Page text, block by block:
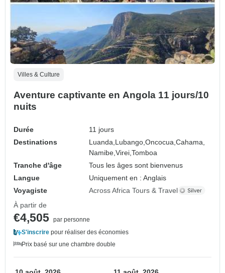
Villes & Culture
Aventure captivante en Angola 11 jours/10
nuits
Durée
11 jours
Destinations
Luanda, Lubango,Oncocua,Cahama,
Namibe,Virei,Tomboa
Tranche d'âge
Tous les âges sont bienvenus
Langue
Uniquement en : Anglais
Voyagiste
Across Africa Tours & Travel
À partir de
€4,505 par personne
S'inscrire pour réaliser des économies
Prix basé sur une chambre double